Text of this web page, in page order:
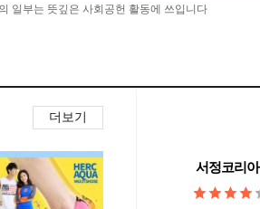
일부는 뜻깊은 사회공헌 활동에 쓰입니다
더보기
서정코리아